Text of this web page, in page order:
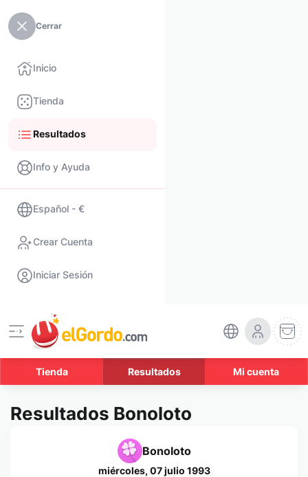
Cerrar
Inicio
Tienda
Resultados
Info y Ayuda
Español - €
Crear Cuenta
Iniciar Sesión
Tienda Resultados Mi cuenta
Resultados Bonoloto
Bonoloto
miércoles, 07 julio 1993